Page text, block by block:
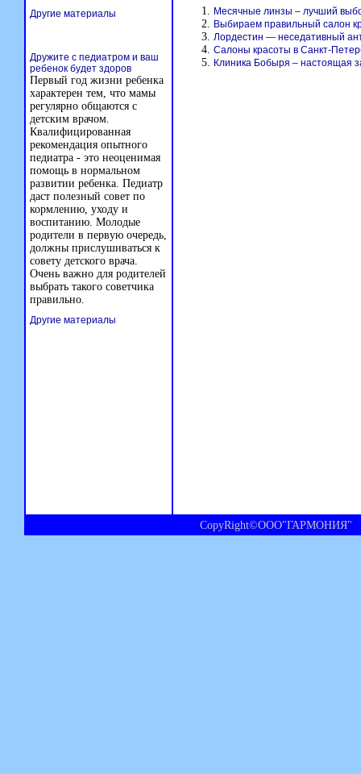
Месячные линзы – лучший
Выбираем правильный салон
Лордестин — неседативный
Салоны красоты в Санкт-
Клиника Бобыря – настоящая
Другие материалы
Дружите с педиатром и ваш
ребенок будет здоров
Первый год жизни ребенка
характерен тем, что мамы
регулярно общаются с
детским врачом.
Квалифицированная
рекомендация опытного
педиатра - это неоценимая
помощь в нормальном
развитии ребенка. Педиатр
даст полезный совет по
кормлению, уходу и
воспитанию. Молодые
родители в первую очередь,
должны прислушиваться к
совету детского врача.
Очень важно для родителей
выбрать такого советчика
правильно.
Другие материалы